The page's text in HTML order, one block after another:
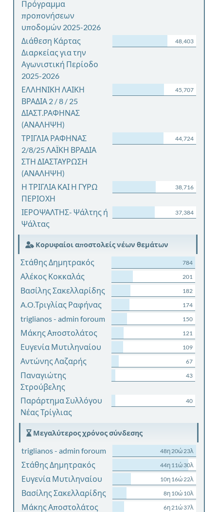
Πρόγραμμα
προπονήσεων
υποδομών 2025-2026
Διάθεση Κάρτας
Διαρκείας για την
Αγωνιστική Περίοδο
2025-2026
48,403
ΕΛΛΗΝΙΚΗ ΛΑΙΚΗ
ΒΡΑΔΙΑ 2 / 8 / 25
ΔΙΑΣΤ.ΡΑΦΗΝΑΣ
(ΑΝΑΛΗΨΗ)
45,707
ΤΡΙΓΛΙΑ ΡΑΦΗΝΑΣ
2/8/25 ΛΑΪΚΗ ΒΡΑΔΙΑ
ΣΤΗ ΔΙΑΣΤΑΥΡΩΣΗ
(ΑΝΑΛΗΨΗ)
44,724
Η ΤΡΙΓΛΙΑ ΚΑΙ Η ΓΥΡΩ
ΠΕΡΙΟΧΗ
38,716
ΙΕΡΟΨΑΛΤΗΣ- Ψάλτης ή
Ψάλτας
37,384
Κορυφαίοι αποστολείς νέων θεμάτων
Στάθης Δημητρακός 784
Αλέκος Κοκκαλάς 201
Βασίλης Σακελλαρίδης 182
A.O.Τριγλίας Ραφήνας 174
triglianos - admin foroum 150
Μάκης Αποστολάτος 121
Ευγενία Μυτιληναίου 109
Αντώνης Λαζαρής 67
Παναγιώτης
Στρούβελης
43
Παράρτημα Συλλόγου
Νέας Τρίγλιας
40
Μεγαλύτερος χρόνος σύνδεσης
triglianos - admin foroum 48η 20ώ 23λ
Στάθης Δημητρακός 44η 11ώ 30λ
Ευγενία Μυτιληναίου 10η 16ώ 22λ
Βασίλης Σακελλαρίδης 8η 10ώ 10λ
Μάκης Αποστολάτος 6η 21ώ 37λ